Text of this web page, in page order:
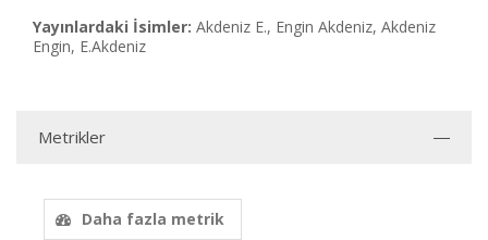
Yayınlardaki İsimler: Akdeniz E., Engin Akdeniz, Akdeniz
Engin, E.Akdeniz
Metrikler
Daha fazla metrik